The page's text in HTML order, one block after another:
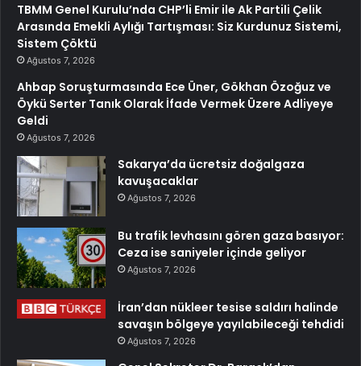
TBMM Genel Kurulu’nda CHP’li Emir ile Ak Partili Çelik
Arasında Emekli Aylığı Tartışması: Siz Kurdunuz Sistemi,
Sistem Çöktü
Ağustos 7, 2026
Ahbap Soruşturmasında Ece Üner, Gökhan Özoğuz ve
Öykü Serter Tanık Olarak İfade Vermek Üzere Adliyeye
Geldi
Ağustos 7, 2026
Sakarya’da ücretsiz doğalgaza
kavuşacaklar
Ağustos 7, 2026
Bu trafik levhasını gören gaza basıyor:
Ceza ise saniyeler içinde geliyor
Ağustos 7, 2026
İran’dan nükleer tesise saldırı halinde
savaşın bölgeye yayılabileceği tehdidi
Ağustos 7, 2026